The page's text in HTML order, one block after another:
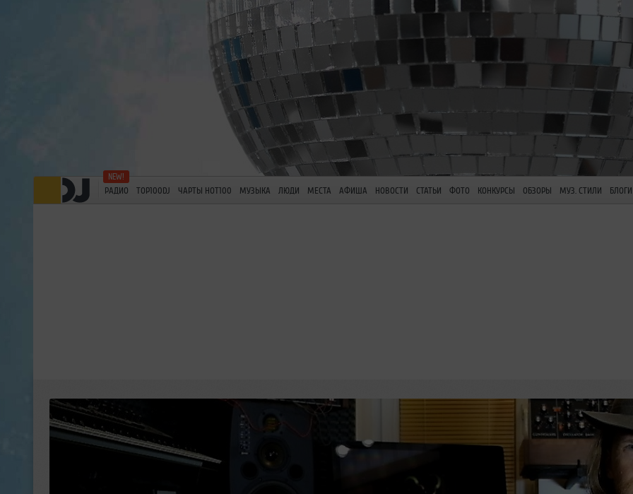
РАДИО TOP100DJ ЧАРТЫ HOT100 МУЗЫКА ЛЮДИ МЕСТА АФИША НОВОСТИ СТАТЬИ ФОТО КОНКУРСЫ ОБЗОРЫ МУЗ. СТИЛИ БЛОГИ